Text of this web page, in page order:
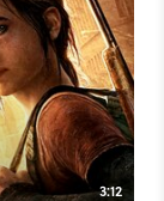
3:12